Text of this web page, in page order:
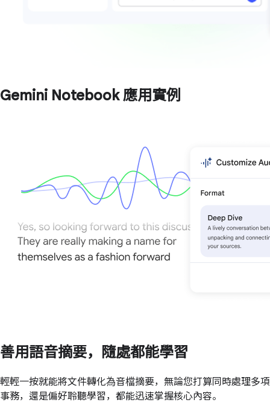
Gemini Notebook 應用實例
善用語音摘要，隨處都能學習
輕輕一按就能將文件轉化為音檔摘要，無論您打算同時處理多項
事務，還是偏好聆聽學習，都能迅速掌握核心內容。